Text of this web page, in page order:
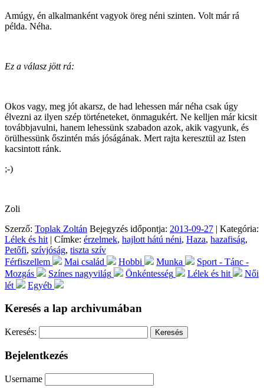
Amúgy, én alkalmanként vagyok öreg néni szinten. Volt már rá
példa. Néha.
Ez a válasz jött rá:
Okos vagy, meg jót akarsz, de had lehessen már néha csak úgy
élvezni az ilyen szép történeteket, önmagukért. Ne kelljen már kicsit
továbbjavulni, hanem lehessünk szabadon azok, akik vagyunk, és
örülhessünk őszintén más jóságának. Mert rajta keresztül az Isten
kacsintott ránk.
;-)
Zoli
Szerző: Toplak Zoltán Bejegyzés időpontja: 2013-09-27 | Kategória:
Lélek és hit | Címke: érzelmek, hajlott hátú néni, Haza, hazafiság,
Petőfi, szívjóság, tiszta szív
Férfiszellem
Mai család Hobbi Munka
Sport - Tánc -
Mozgás
Színes nagyvilág Önkéntesség Lélek és hit
Női
lét
Egyéb
Keresés a lap archivumában
Keresés:
Bejelentkezés
Username